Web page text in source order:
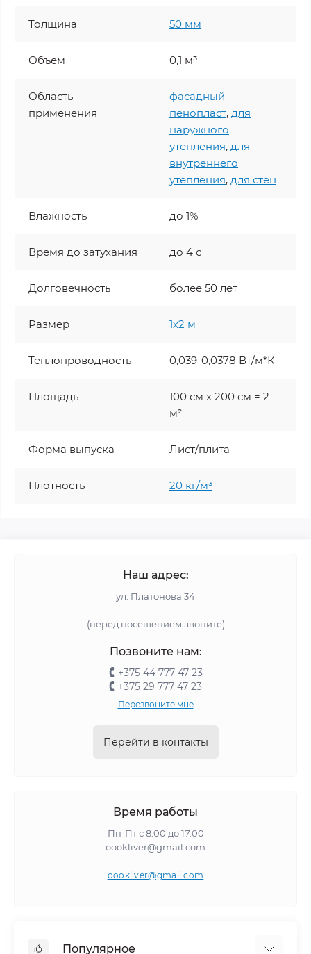
Толщина 50 мм
Объем 0,1 м³
Область
применения
фасадный
пенопласт, для
наружного
утепления, для
внутреннего
утепления, для стен
Влажность до 1%
Время до затухания до 4 с
Долговечность более 50 лет
Размер 1х2 м
Теплопроводность 0,039-0,0378 Вт/м*К
Площадь
100 см х 200 см = 2
м²
Форма выпуска Лист/плита
Плотность 20 кг/м³
Наш адрес:
ул. Платонова 34
(перед посещением звоните)
Позвоните нам:
+375 44 777 47 23
+375 29 777 47 23
Перезвоните мне
Перейти в контакты
Время работы
Пн-Пт с 8.00 до 17.00
oookliver@gmail.com
oookliver@gmail.com
Популярное